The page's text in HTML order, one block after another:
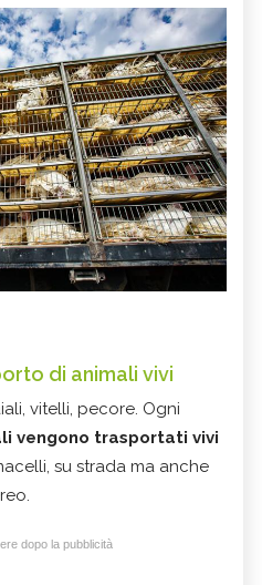
di animali vivi
vitelli, pecore. Ogni
vengono trasportati vivi
su strada ma anche
dopo la pubblicità